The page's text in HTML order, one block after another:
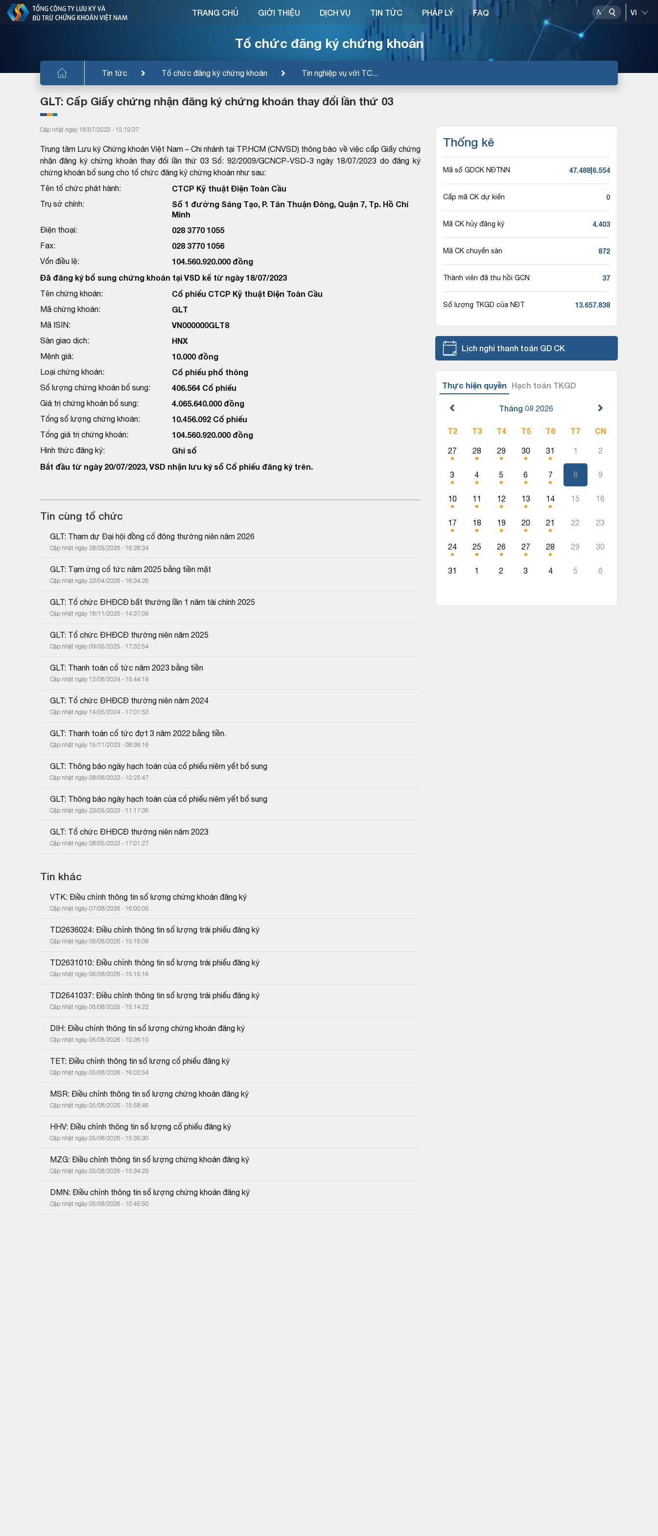
Tổ chức đăng ký chứng khoán
Tin tức Tổ chức đăng ký chứng khoán Tin nghiệp vụ với TC...
TRANG CHỦ GIỚI THIỆU DỊCH VỤ TIN TỨC PHÁP LÝ FAQ
GLT: Cấp Giấy chứng nhận đăng ký chứng khoán thay đổi lần thứ 03
Cập nhật ngày 18/07/2023 - 15:19:37
Trung tâm Lưu ký Chứng khoán Việt Nam – Chi nhánh tại TP.HCM (CNVSD) thông báo về việc cấp Giấy chứng
nhận đăng ký chứng khoán thay đổi lần thứ 03 Số: 92/2009/GCNCP-VSD-3 ngày 18/07/2023 do đăng ký
chứng khoán bổ sung cho tổ chức đăng ký chứng khoán như sau:
Tên tổ chức phát hành:
CTCP Kỹ thuật Điện Toàn Cầu
Trụ sở chính:
Số 1 đường Sáng Tạo, P. Tân Thuận Đông, Quận 7, Tp. Hồ Chí
Minh
Điện thoại: 028 3770 1055
Fax: 028 3770 1056
Vốn điều lệ:
104.560.920.000 đồng
Đã đăng ký bổ sung chứng khoán tại VSD kể từ ngày 18/07/2023
Tên chứng khoán: Cổ phiếu CTCP Kỹ thuật Điện Toàn Cầu
Mã chứng khoán: GLT
Mã ISIN: VN000000GLT8
Sàn giao dịch: HNX
Mệnh giá: 10.000 đồng
Loại chứng khoán: Cổ phiếu phổ thông
Số lượng chứng khoán bổ sung: 406.564 Cổ phiếu
Giá trị chứng khoán bổ sung: 4.065.640.000 đồng
Tổng số lượng chứng khoán: 10.456.092 Cổ phiếu
Tổng giá trị chứng khoán: 104.560.920.000 đồng
Hình thức đăng ký:
Ghi sổ
Bắt đầu từ ngày 20/07/2023, VSD nhận lưu ký số Cổ phiếu đăng ký trên.
Tin cùng tổ chức
GLT: Tham dự Đại hội đồng cổ đông thường niên năm 2026
Cập nhật ngày 28/05/2026 - 16:28:34
GLT: Tạm ứng cổ tức năm 2025 bằng tiền mặt
Cập nhật ngày 23/04/2026 - 16:34:26
GLT: Tổ chức ĐHĐCĐ bất thường lần 1 năm tài chính 2025
Cập nhật ngày 18/11/2025 - 14:37:09
GLT: Tổ chức ĐHĐCĐ thường niên năm 2025
Cập nhật ngày 09/05/2025 - 17:32:54
GLT: Thanh toán cổ tức năm 2023 bằng tiền
Cập nhật ngày 12/08/2024 - 15:44:19
GLT: Tổ chức ĐHĐCĐ thường niên năm 2024
Cập nhật ngày 14/05/2024 - 17:01:53
GLT: Thanh toán cổ tức đợt 3 năm 2022 bằng tiền.
Cập nhật ngày 15/11/2023 - 08:36:16
GLT: Thông báo ngày hạch toán của cổ phiếu niêm yết bổ sung
Cập nhật ngày 08/08/2023 - 10:25:47
GLT: Thông báo ngày hạch toán của cổ phiếu niêm yết bổ sung
Cập nhật ngày 23/05/2023 - 11:17:36
GLT: Tổ chức ĐHĐCĐ thường niên năm 2023
Cập nhật ngày 08/05/2023 - 17:01:27
Tin khác
VTK: Điều chỉnh thông tin số lượng chứng khoán đăng ký
Cập nhật ngày 07/08/2026 - 16:00:05
TD2636024: Điều chỉnh thông tin số lượng trái phiếu đăng ký
Cập nhật ngày 06/08/2026 - 15:16:08
TD2631010: Điều chỉnh thông tin số lượng trái phiếu đăng ký
Cập nhật ngày 06/08/2026 - 15:15:16
TD2641037: Điều chỉnh thông tin số lượng trái phiếu đăng ký
Cập nhật ngày 06/08/2026 - 15:14:22
DIH: Điều chỉnh thông tin số lượng chứng khoán đăng ký
Cập nhật ngày 06/08/2026 - 10:36:10
TET: Điều chỉnh thông tin số lượng cổ phiếu đăng ký
Cập nhật ngày 05/08/2026 - 16:02:54
MSR: Điều chỉnh thông tin số lượng chứng khoán đăng ký
Cập nhật ngày 05/08/2026 - 15:58:46
HHV: Điều chỉnh thông tin số lượng cổ phiếu đăng ký
Cập nhật ngày 05/08/2026 - 15:35:30
MZG: Điều chỉnh thông tin số lượng chứng khoán đăng ký
Cập nhật ngày 05/08/2026 - 15:34:29
DMN: Điều chỉnh thông tin số lượng chứng khoán đăng ký
Cập nhật ngày 05/08/2026 - 10:45:50
Thống kê
Mã số GDCK NĐTNN 47.488|6.554
Cấp mã CK dự kiến 0
Mã CK hủy đăng ký 4.403
Mã CK chuyển sàn 872
Thành viên đã thu hồi GCN 37
Số lượng TKGD của NĐT 13.657.838
Lịch nghỉ thanh toán GD CK
Thực hiện quyền Hạch toán TKGD
Tháng 08 2026
T2 T3 T4 T5 T6 T7 CN
27 28 29 30 31 1 2
3 4 5 6 7 8 9
10 11 12 13 14 15 16
17 18 19 20 21 22 23
24 25 26 27 28 29 30
31 1 2 3 4 5 6